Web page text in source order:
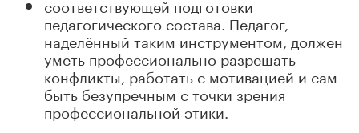
соответствующей подготовки
педагогического состава. Педагог,
наделённый таким инструментом, должен
уметь профессионально разрешать
конфликты, работать с мотивацией и сам
быть безупречным с точки зрения
профессиональной этики.